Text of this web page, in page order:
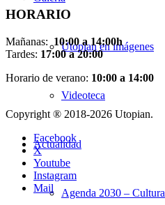
Utopian en imágenes
Videoteca
Actualidad
Agenda 2030 – Cultura
HORARIO
Mañanas: 10:00 a 14:00h
Tardes: 17:00 a 20:00
Horario de verano: 10:00 a 14:00
Copyright ® 2018-2026 Utopian.
Facebook
X
Youtube
Instagram
Mail